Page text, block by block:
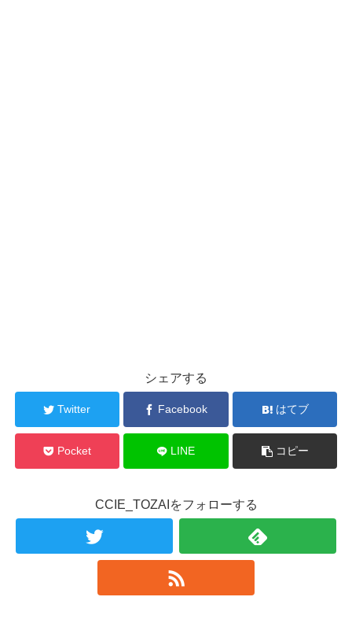
シェアする
Twitter Facebook はてブ
Pocket LINE コピー
CCIE_TOZAIをフォローする